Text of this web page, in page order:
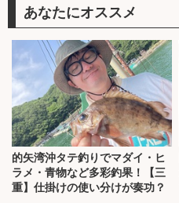
あなたにオススメ
的矢湾沖タテ釣りでマダイ・ヒ
ラメ・青物など多彩釣果！【三
重】仕掛けの使い分けが奏功？